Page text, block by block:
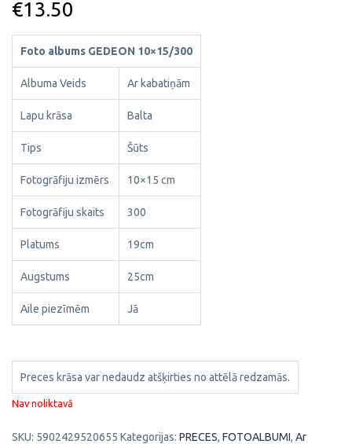
€13.50
Foto albums GEDEON 10×15/300
Albuma Veids Ar kabatiņām
Lapu krāsa Balta
Tips Šūts
Fotogrāfiju izmērs 10×15 cm
Fotogrāfiju skaits 300
Platums 19cm
Augstums 25cm
Aile piezīmēm Jā
Preces krāsa var nedaudz atšķirties no attēlā redzamās.
Nav noliktavā
SKU: 5902429520655 Kategorijas: PRECES, FOTOALBUMI, Ar